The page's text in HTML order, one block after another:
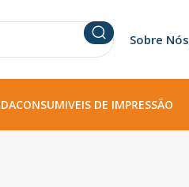
Sobre Nós
CONSUMIVEIS DE IMPRESSÃO